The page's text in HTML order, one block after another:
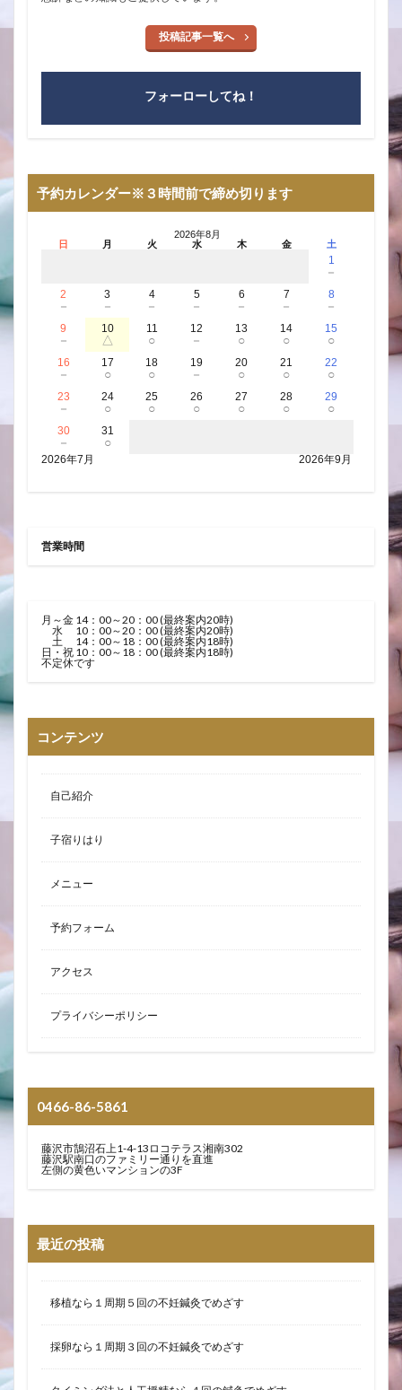
投稿記事一覧へ
フォーローしてね！
予約カレンダー※３時間前で締め切ります
2026年8月
日
月 火 水 木 金 土
1
－
2
－
3
－
4
－
5
－
6
－
7
－
8
－
9
－
10
△
11
○
12
－
13
○
14
○
15
○
16
－
17
○
18
○
19
－
20
○
21
○
22
○
23
－
24
○
25
○
26
○
27
○
28
○
29
○
30
－
31
○
2026年7月 2026年9月
営業時間
月～金 14：00～20：00 (最終案内20時)
水 10：00～20：00 (最終案内20時)
土 14：00～18：00 (最終案内18時)
日・祝 10：00～18：00 (最終案内18時)
不定休です
コンテンツ
自己紹介
子宿りはり
メニュー
予約フォーム
アクセス
プライバシーポリシー
0466-86-5861
藤沢市鵠沼石上1-4-13ロコテラス湘南302
藤沢駅南口のファミリー通りを直進
左側の黄色いマンションの3F
最近の投稿
移植なら１周期５回の不妊鍼灸でめざす
採卵なら１周期３回の不妊鍼灸でめざす